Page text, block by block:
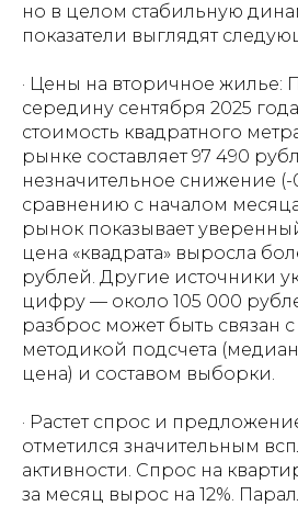
но в целом стабильную
показатели выглядят
· Цены на вторичное жилье:
середину сентября 2025
стоимость квадратного
рынке составляет 97 490
незначительное снижение (-
сравнению с началом
рынок показывает
цена «квадрата» выросла
рублей. Другие источники
цифру — около 105 000
разброс может быть связан
методикой подсчета
цена) и составом выборки.
· Растет спрос и
отметился значительным
активности. Спрос на
за месяц вырос на 12%.